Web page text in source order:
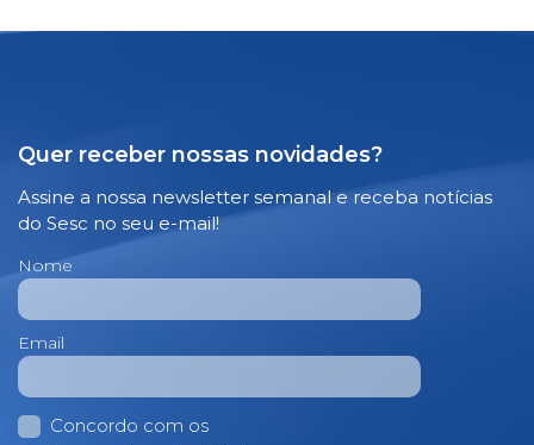
Quer receber nossas novidades?
Assine a nossa newsletter semanal e receba notícias
do Sesc no seu e-mail!
Nome
Email
Concordo com os